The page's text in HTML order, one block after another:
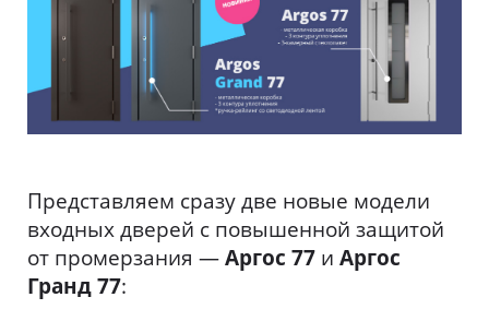
Представляем сразу две новые модели
входных дверей с повышенной защитой
от промерзания —Аргос 77 и Аргос
Гранд 77: